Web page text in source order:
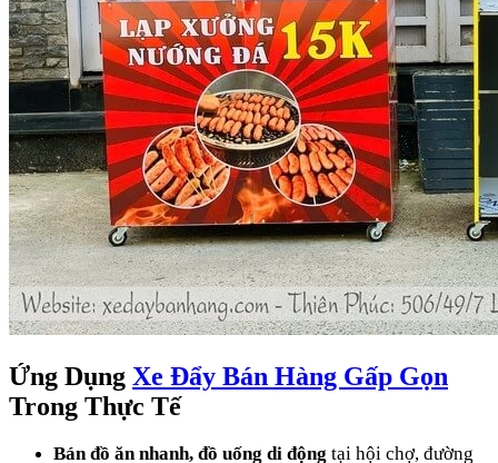
Ứng Dụng Xe Đẩy Bán Hàng Gấp Gọn
Trong Thực Tế
Bán đồ ăn nhanh, đồ uống di động tại hội chợ, đường